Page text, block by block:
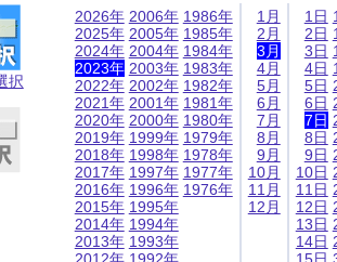
択
2026年
2025年
2024年
2023年
2022年
2021年
2020年
2019年
2018年
2017年
2016年
2015年
2014年
2013年
2006年
2005年
2004年
2003年
2002年
2001年
2000年
1999年
1998年
1997年
1996年
1995年
1994年
1993年
1986年
1985年
1984年
1983年
1982年
1981年
1980年
1979年
1978年
1977年
1976年
1月
2月
3月
4月
5月
6月
7月
8月
9月
10月
11月
12月
1日
2日
3日
4日
5日
6日
7日
8日
9日
10日
11日
12日
13日
14日